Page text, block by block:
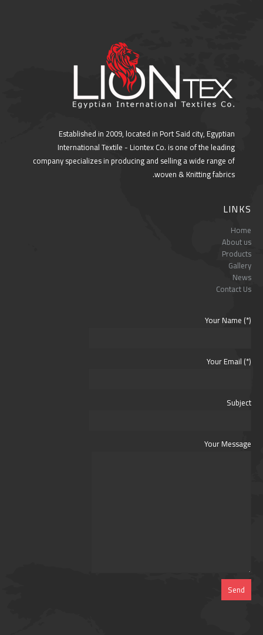
Established in 2009, located in Port Said city, Egyptian
International Textile - Liontex Co. is one of the leading
company specializes in producing and selling a wide range of
woven & Knitting fabrics.
LINKS
Home
About us
Products
Gallery
News
Contact Us
Your Name (*)
Your Email (*)
Subject
Your Message